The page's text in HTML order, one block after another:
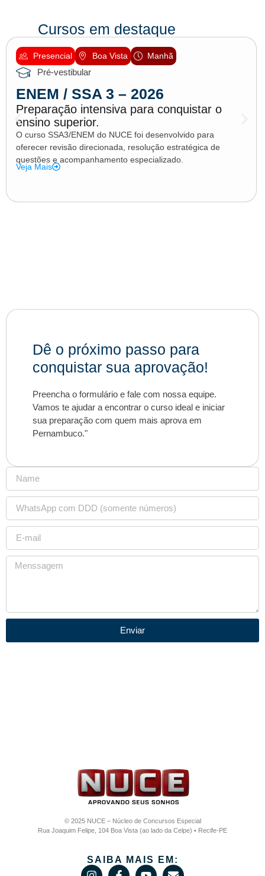
Cursos em destaque
Presencial Boa Vista Manhã
Pré-vestibular
ENEM / SSA 3 – 2026
Preparação intensiva para conquistar o
ensino superior.
O curso SSA3/ENEM do NUCE foi desenvolvido para
oferecer revisão direcionada, resolução estratégica de
questões e acompanhamento especializado.
Veja Mais
Dê o próximo passo para
conquistar sua aprovação!
Preencha o formulário e fale com nossa equipe.
Vamos te ajudar a encontrar o curso ideal e iniciar
sua preparação com quem mais aprova em
Pernambuco."
Enviar
© 2025 NUCE – Núcleo de Concursos Especial
Rua Joaquim Felipe, 104 Boa Vista (ao lado da Celpe) • Recife-PE
SAIBA MAIS EM: